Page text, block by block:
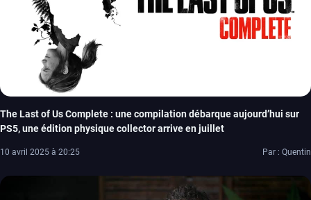
The Last of Us Complete : une compilation débarque aujourd’hui sur
PS5, une édition physique collector arrive en juillet
10 avril 2025 à 20:25 Par : Quentin